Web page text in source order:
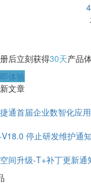
后立刻获得30天产品
体验
文章
通首届企业数智化应
停止研发维护通知
间升级-T+补丁更新通